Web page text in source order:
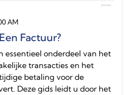
AM
Factuur?
essentieel onderdeel van het
transacties en het
betaling voor de
Deze gids leidt u door het